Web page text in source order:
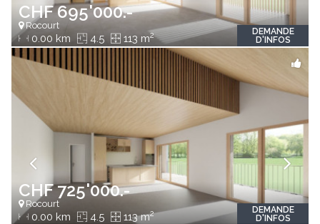
CHF 695'000.-
Rocourt
0.00 km 4.5 113 m2
DEMANDE
D'INFOS
CHF 725'000.-
Rocourt
0.00 km 4.5 113 m2
DEMANDE
D'INFOS